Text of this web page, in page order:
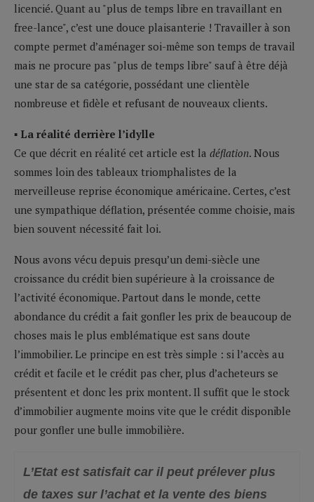
licencié. Quant au "plus de temps libre en travaillant en
free-lance", c’est une douce plaisanterie ! Travailler à son
compte permet d’aménager soi-même son temps de travail
mais ne procure pas "plus de temps libre" sauf à être déjà
une star de sa catégorie, possédant une clientèle
nombreuse et fidèle et refusant de nouveaux clients.
▪ La réalité derrière l’idylle
Ce que décrit en réalité cet article est la déflation. Nous
sommes loin des tableaux triomphalistes de la
merveilleuse reprise économique américaine. Certes, c’est
une sympathique déflation, présentée comme choisie, mais
bien souvent nécessité fait loi.
Nous avons vécu depuis presqu’un demi-siècle une
croissance du crédit bien supérieure à la croissance de
l’activité économique. Partout dans le monde, cette
abondance du crédit a fait gonfler les prix de beaucoup de
choses mais le plus emblématique est sans doute
l’immobilier. Le principe en est très simple : si l’accès au
crédit et facile et le crédit pas cher, plus d’acheteurs se
présentent et donc les prix montent. Il suffit que le stock
d’immobilier augmente moins vite que le crédit disponible
pour gonfler une bulle immobilière.
L’Etat est satisfait car il peut prélever plus
de taxes sur l’achat et la vente des biens